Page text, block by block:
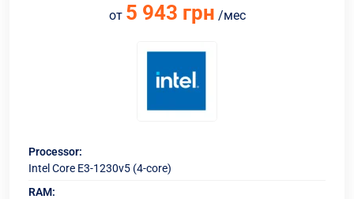
от 5 943 грн /мес
Processor:
Intel Core E3-1230v5 (4-core)
RAM: